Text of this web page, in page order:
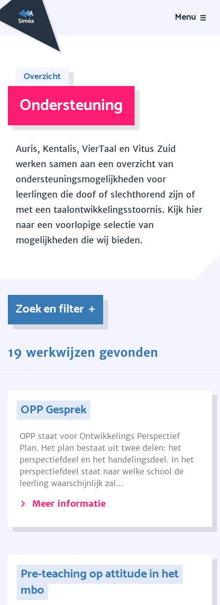
Menu
Overzicht
Ondersteuning
Auris, Kentalis, VierTaal en Vitus Zuid
werken samen aan een overzicht van
ondersteuningsmogelijkheden voor
leerlingen die doof of slechthorend zijn of
met een taalontwikkelingsstoornis. Kijk hier
naar een voorlopige selectie van
mogelijkheden die wij bieden.
Zoek en filter
19 werkwijzen gevonden
OPP Gesprek
OPP staat voor Ontwikkelings Perspectief
Plan. Het plan bestaat uit twee delen: het
perspectiefdeel en het handelingsdeel. In het
perspectiefdeel staat naar welke school de
leerling waarschijnlijk zal...
Meer informatie
Pre-teaching op attitude in het
mbo